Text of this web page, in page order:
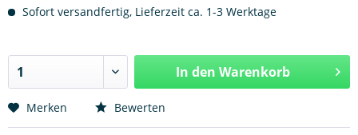
Sofort versandfertig, Lieferzeit ca. 1-3 Werktage
In den Warenkorb
Merken Bewerten